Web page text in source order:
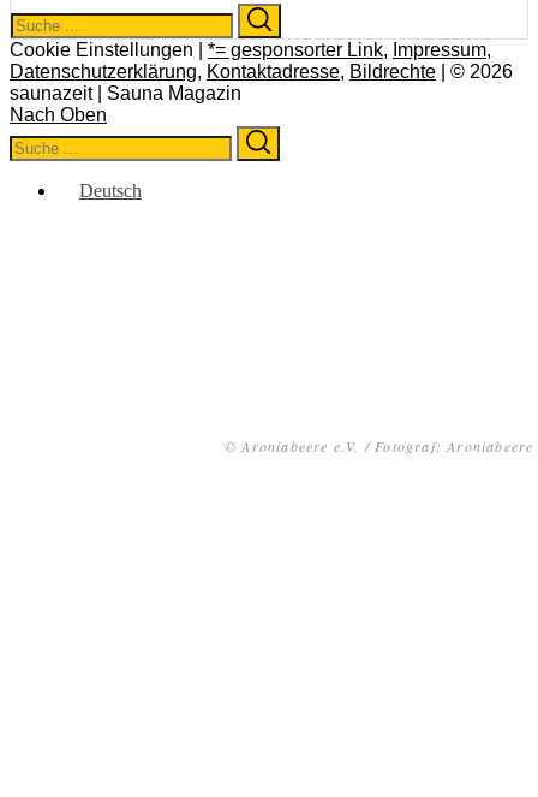
© Aroniabeere e.V. / Fotograf: Aroniabeere
Search
for:
Cookie Einstellungen | *= gesponsorter Link, Impressum,
Datenschutzerklärung, Kontaktadresse, Bildrechte | © 2026
saunazeit | Sauna Magazin
Nach Oben
Search
for:
Deutsch